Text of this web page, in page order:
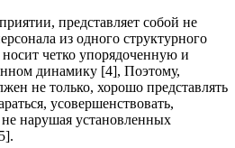
представляет собой не
из одного структурного
носит четко упорядоченную и
динамику [4], Поэтому,
не только, хорошо представлять
усовершенствовать,
нарушая установленных